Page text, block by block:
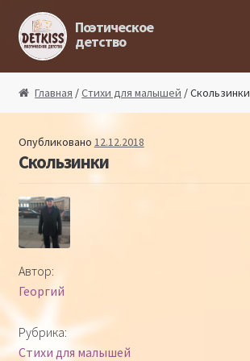
Перейти к навигации
Перейти к содержимому
Поэтическое
детство
Поэтический ликбез
Поэтический блог
Детская философия
Главная /Стихи для малышей / Скользинки
Опубликовано 12.12.2018
Скользинки
Автор:
Георгий
Рубрика:
Стихи для малышей